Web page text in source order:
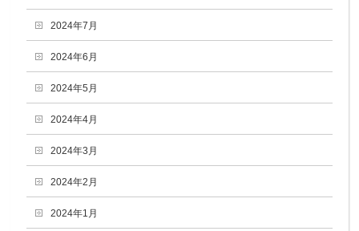
2024年7月
2024年6月
2024年5月
2024年4月
2024年3月
2024年2月
2024年1月